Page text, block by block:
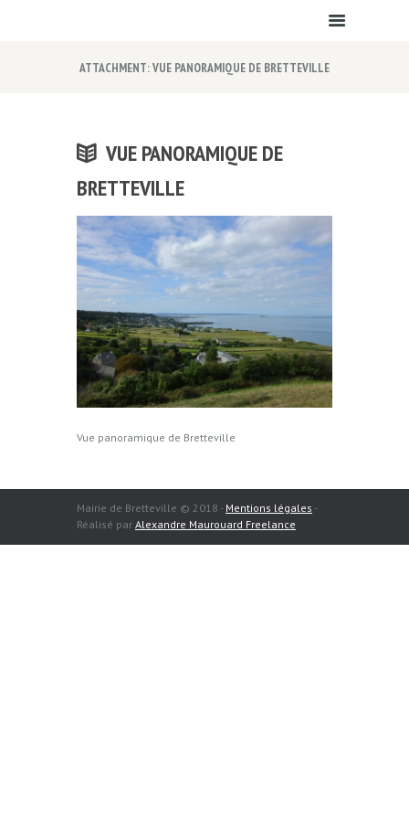
ATTACHMENT: VUE PANORAMIQUE DE BRETTEVILLE
VUE PANORAMIQUE DE
BRETTEVILLE
Vue panoramique de Bretteville
Mairie de Bretteville © 2018 - Mentions légales -
Réalisé par Alexandre Maurouard Freelance